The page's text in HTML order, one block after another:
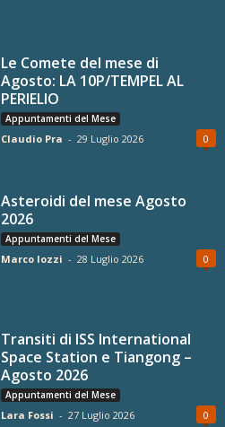
Le Comete del mese di
Agosto: LA 10P/TEMPEL AL
PERIELIO
Appuntamenti del Mese
Claudio Pra - 29 Luglio 2026 0
Asteroidi del mese Agosto
2026
Appuntamenti del Mese
Marco Iozzi - 28 Luglio 2026 0
Transiti di ISS International
Space Station e Tiangong –
Agosto 2026
Appuntamenti del Mese
Lara Fossi - 27 Luglio 2026 0